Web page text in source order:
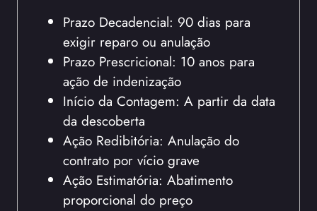
Prazo Decadencial: 90 dias para
exigir reparo ou anulação
Prazo Prescricional: 10 anos para
ação de indenização
Início da Contagem: A partir da data
da descoberta
Ação Redibitória: Anulação do
contrato por vício grave
Ação Estimatória: Abatimento
proporcional do preço